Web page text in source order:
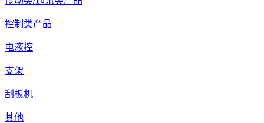
控制类产品
电液控
支架
刮板机
其他